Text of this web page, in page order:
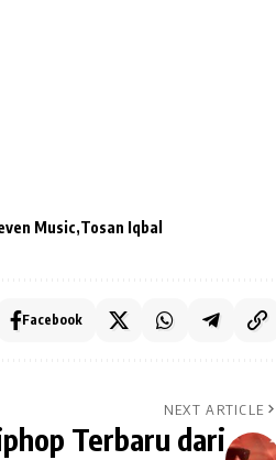
Music Tosan Iqbal
Facebook
NEXT ARTICLE
Terbaru dari